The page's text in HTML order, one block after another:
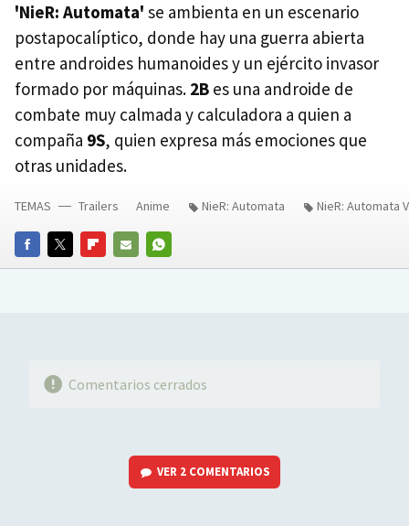
'NieR: Automata' se ambienta en un escenario
postapocalíptico, donde hay una guerra abierta
entre androides humanoides y un ejército invasor
formado por máquinas. 2B es una androide de
combate muy calmada y calculadora a quien a
compaña 9S, quien expresa más emociones que
otras unidades.
FACEBOOKTWITTERFLIPBOARD
E-
WHATSAPP
TEMAS Trailers Anime NieR: Automata NieR: Automata
Comentarios cerrados
VER 2 COMENTARIOS